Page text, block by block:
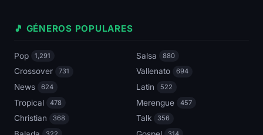
🎵 GÉNEROS POPULARES
Pop 1,291 Salsa 880
Crossover 731 Vallenato 694
News 624 Latin 522
Tropical 478 Merengue 457
Christian 368 Talk 356